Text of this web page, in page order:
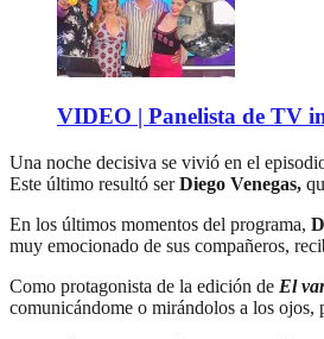
VIDEO | Panelista de TV
Una noche decisiva se vivió en el
Este último resultó serDiego Venegas,
En los últimos momentos del programa,
muy emocionado de sus compañeros,
Como protagonista de la edición de El
comunicándome o mirándolos a los ojos,